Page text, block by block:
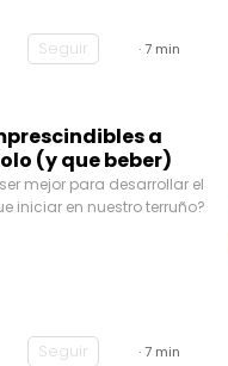
Seguir · 7 min
a
(y que beber)
mejor para desarrollar el
iniciar en nuestro terruño?
Seguir · 7 min